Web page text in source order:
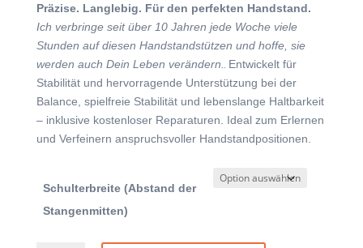
Präzise. Langlebig. Für den perfekten Handstand.
Ich verbringe seit über 10 Jahren jede Woche viele
Stunden auf diesen Handstandstützen und hoffe, sie
werden auch Dein Leben verändern.
Entwickelt für
Stabilität und hervorragende Unterstützung bei der
Balance, spielfreie Stabilität und lebenslange Haltbarkeit
– inklusive kostenloser Reparaturen. Ideal zum Erlernen
und Verfeinern anspruchsvoller Handstandpositionen.
Schulterbreite (Abstand der
Stangenmitten)